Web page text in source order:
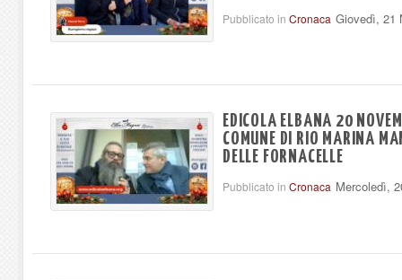
Pubblicato in Cronaca Giovedì, 21
EDICOLA ELBANA 20
COMUNE DI RIO MARINA
DELLE FORNACELLE
Pubblicato in Cronaca Mercoledì,